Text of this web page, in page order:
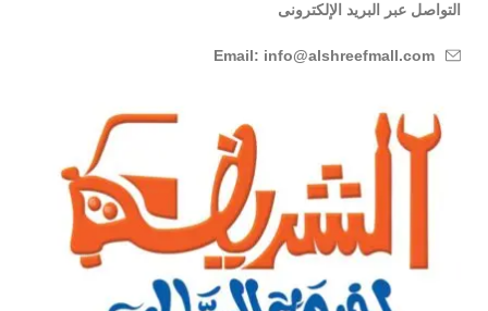
التواصل عبر البريد الإلكترونى
Email: info@alshreefmall.com